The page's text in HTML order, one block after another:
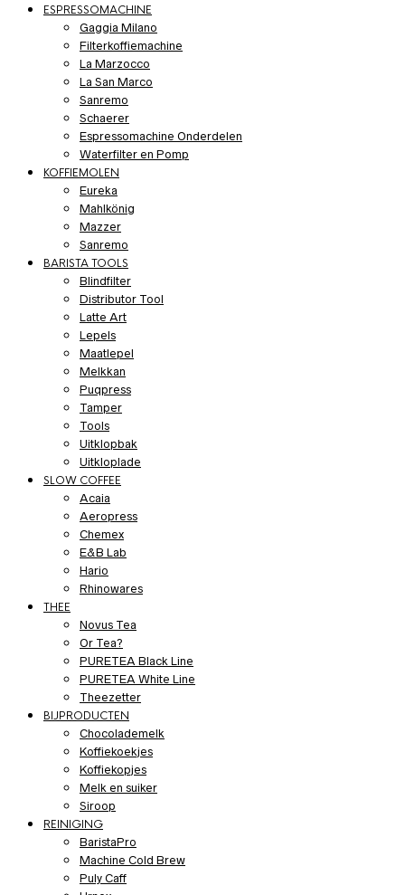
ESPRESSOMACHINE
Gaggia Milano
Filterkoffiemachine
La Marzocco
La San Marco
Sanremo
Schaerer
Espressomachine Onderdelen
Waterfilter en Pomp
KOFFIEMOLEN
Eureka
Mahlkönig
Mazzer
Sanremo
BARISTA TOOLS
Blindfilter
Distributor Tool
Latte Art
Lepels
Maatlepel
Melkkan
Puqpress
Tamper
Tools
Uitklopbak
Uitkloplade
SLOW COFFEE
Acaia
Aeropress
Chemex
E&B Lab
Hario
Rhinowares
THEE
Novus Tea
Or Tea?
PURETEA Black Line
PURETEA White Line
Theezetter
BIJPRODUCTEN
Chocolademelk
Koffiekoekjes
Koffiekopjes
Melk en suiker
Siroop
REINIGING
BaristaPro
Machine Cold Brew
Puly Caff